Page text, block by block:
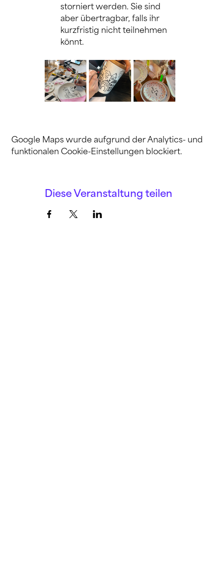
storniert werden. Sie sind
aber übertragbar, falls ihr
kurzfristig nicht teilnehmen
könnt.
Google Maps wurde aufgrund der Analytics- und
funktionalen Cookie-Einstellungen blockiert.
Diese Veranstaltung teilen